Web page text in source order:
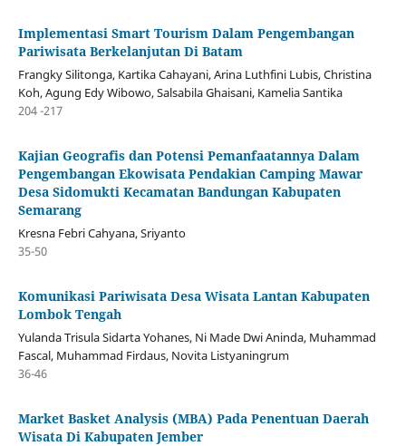
Implementasi Smart Tourism Dalam Pengembangan
Pariwisata Berkelanjutan Di Batam
Frangky Silitonga, Kartika Cahayani, Arina Luthfini Lubis, Christina
Koh, Agung Edy Wibowo, Salsabila Ghaisani, Kamelia Santika
204 -217
Kajian Geografis dan Potensi Pemanfaatannya Dalam
Pengembangan Ekowisata Pendakian Camping Mawar
Desa Sidomukti Kecamatan Bandungan Kabupaten
Semarang
Kresna Febri Cahyana, Sriyanto
35-50
Komunikasi Pariwisata Desa Wisata Lantan Kabupaten
Lombok Tengah
Yulanda Trisula Sidarta Yohanes, Ni Made Dwi Aninda, Muhammad
Fascal, Muhammad Firdaus, Novita Listyaningrum
36-46
Market Basket Analysis (MBA) Pada Penentuan Daerah
Wisata Di Kabupaten Jember